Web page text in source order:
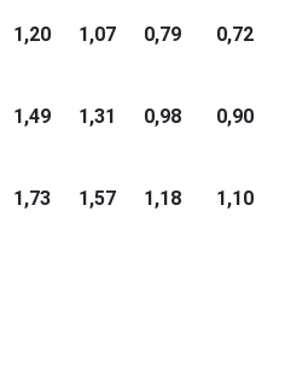
1,20 1,07 0,79 0,72
1,49 1,31 0,98 0,90
1,73 1,57 1,18 1,10